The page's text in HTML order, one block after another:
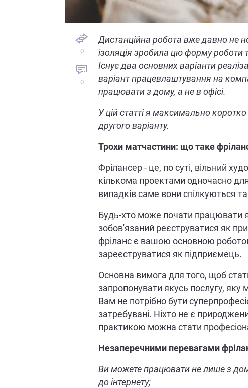
0
0
Дистанційна робота вже давно не
ізоляція зробила цю форму
Існує два основних варіанти
варіант працевлаштування на
працювати з дому, а не в офісі.
У цій статті я максимально
другого варіанту.
Трохи матчастини: що таке
Фрілансер - це, по суті, вільний
кількома проектами одночасно для
випадків саме вони спілкуються
Будь-хто може почати працювати
зобов'язаний реєструватися як
фріланс є вашою основною
зареєструватися як підприємець.
Основна вимога для того, щоб
запропонувати якусь послугу,
Вам не потрібно бути
затребувані. Ніхто не є
практикою можна стати
Незаперечними перевагами
Ви можете працювати не лише з
до інтернету;